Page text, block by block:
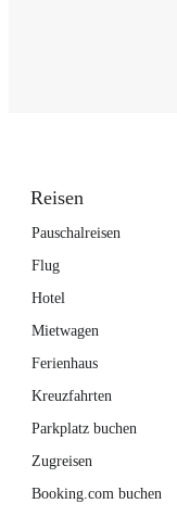
Reisen
Pauschalreisen
Flug
Hotel
Mietwagen
Ferienhaus
Kreuzfahrten
Parkplatz buchen
Zugreisen
Booking.com buchen